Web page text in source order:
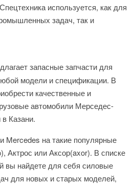
используется, как для
задач, так и
запасные запчасти для
модели и спецификации. В
качественные и
автомобили Мерседес-
Казани.
Mercedes на такие популярные
Актрос или Аксор(axor). В списке
вы найдете для себя силовые
для новых и старых моделей,